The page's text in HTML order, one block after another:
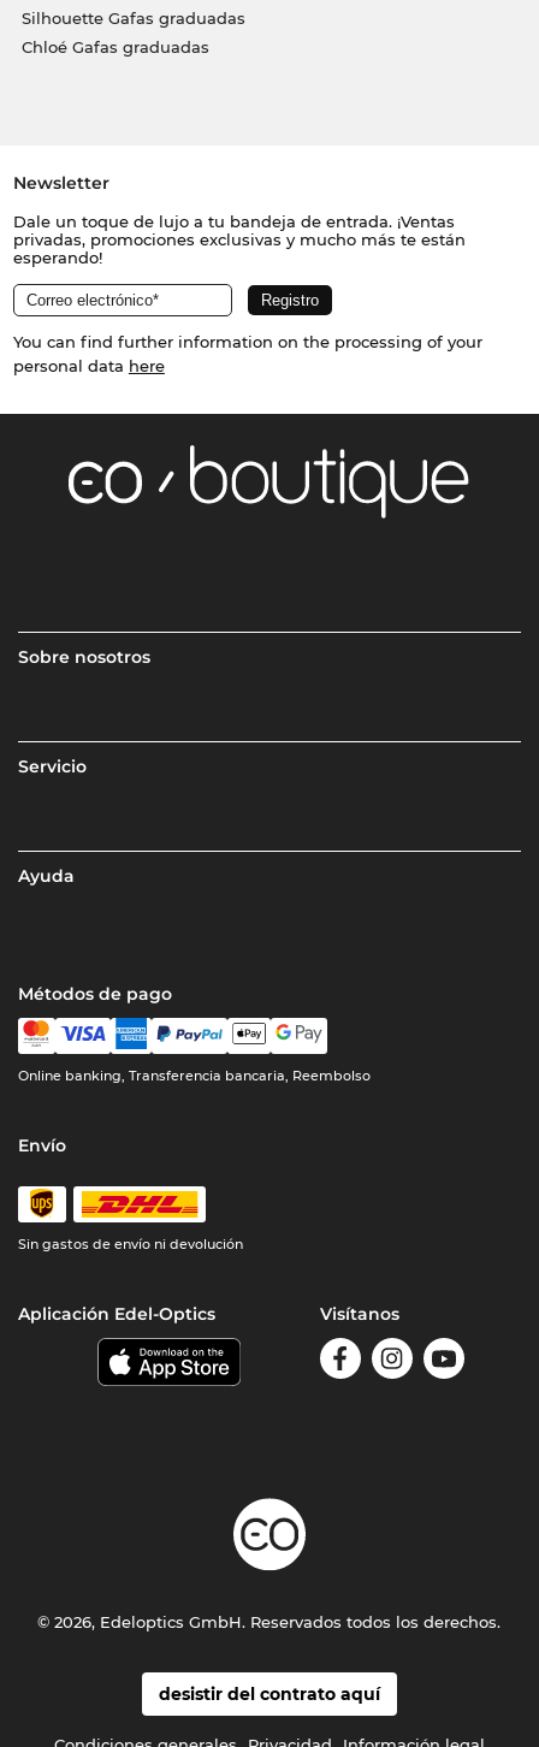
Silhouette Gafas graduadas
Chloé Gafas graduadas
Newsletter
Dale un toque de lujo a tu bandeja de entrada. ¡Ventas
privadas, promociones exclusivas y mucho más te están
esperando!
You can find further information on the processing of your
personal data here
Sobre nosotros
Servicio
Ayuda
Métodos de pago
Online banking, Transferencia bancaria, Reembolso
Envío
Sin gastos de envío ni devolución
Aplicación Edel-Optics Visítanos
desistir del contrato aquí
© 2026, Edeloptics GmbH. Reservados todos los derechos.